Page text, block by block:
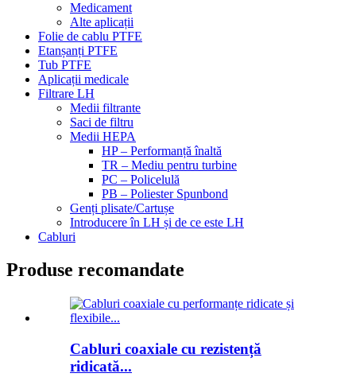
Medicament
Alte aplicații
Folie de cablu PTFE
Etanșanți PTFE
Tub PTFE
Aplicații medicale
Filtrare LH
Medii filtrante
Saci de filtru
Medii HEPA
HP – Performanță înaltă
TR – Mediu pentru turbine
PC – Policelulă
PB – Poliester Spunbond
Genți plisate/Cartușe
Introducere în LH și de ce este LH
Cabluri
Produse recomandate
Cabluri coaxiale cu rezistență
ridicată...